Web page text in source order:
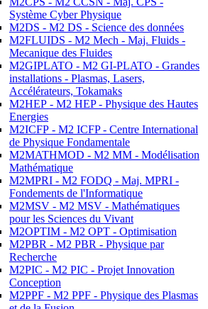
Système Cyber Physique
M2DS - M2 DS - Science des données
M2FLUIDS - M2 Mech - Maj. Fluids -
Mecanique des Fluides
M2GIPLATO - M2 GI-PLATO - Grandes
installations - Plasmas, Lasers,
Accélérateurs, Tokamaks
M2HEP - M2 HEP - Physique des Hautes
Energies
M2ICFP - M2 ICFP - Centre International
de Physique Fondamentale
M2MATHMOD - M2 MM - Modélisation
Mathématique
M2MPRI - M2 FODQ - Maj. MPRI -
Fondements de l'Informatique
M2MSV - M2 MSV - Mathématiques
pour les Sciences du Vivant
M2OPTIM - M2 OPT - Optimisation
M2PBR - M2 PBR - Physique par
Recherche
M2PIC - M2 PIC - Projet Innovation
Conception
M2PPF - M2 PPF - Physique des Plasmas